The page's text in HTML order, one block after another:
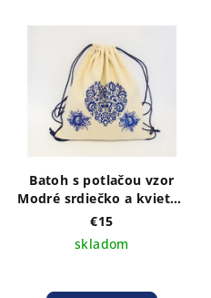
Batoh s potlačou vzor
Modré srdiečko a kvietky
S TEFLÓNOVOU ÚPRAVOU
€15
skladom